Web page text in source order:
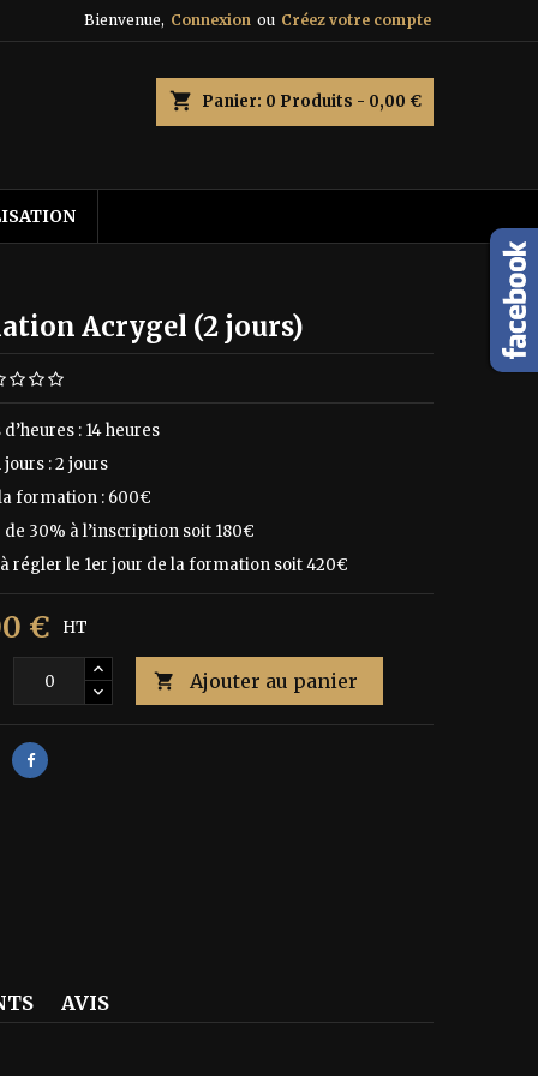
Bienvenue, Connexion ou Créez votre compte
shopping_cart Panier: 0 Produits - 0,00 €
Acrygel (2 jours)
: 14 heures
: 2 jours
formation : 600€
30% à l’inscription soit 180€
régler le 1er jour de la formation soit 420€
€ HT
 Ajouter au panier
AVIS